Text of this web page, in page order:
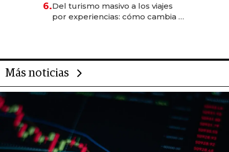
transformadoras
6.Del turismo masivo a los viajes
por experiencias: cómo cambia el
Más noticias